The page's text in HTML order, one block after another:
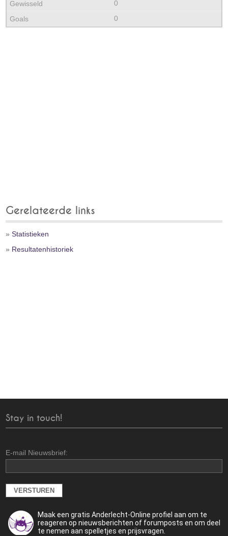
0
0
Gerelateerde links
»Statistieken
» Resultatenhistoriek
Stay in touch!
E-mail Nieuwsbrief:
Maak een gratis Anderlecht-Online profiel aan om te
reageren op nieuwsberichten of forumposts en om deel
te nemen aan spelletjes en prijsvragen.